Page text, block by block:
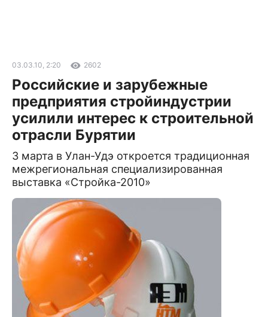
03.03.10, 2:20 2602
Российские и зарубежные
предприятия стройиндустрии
усилили интерес к строительной
отрасли Бурятии
3 марта в Улан-Удэ откроется традиционная
межрегиональная специализированная
выставка «Стройка-2010»